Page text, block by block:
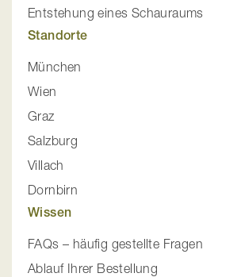
Entstehung eines Schauraums
Standorte
München
Wien
Graz
Salzburg
Villach
Dornbirn
Wissen
FAQs – häufig gestellte Fragen
Ablauf Ihrer Bestellung